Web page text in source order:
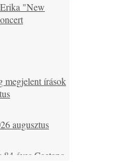
"New
megjelent írások
augusztus
éves Caetano